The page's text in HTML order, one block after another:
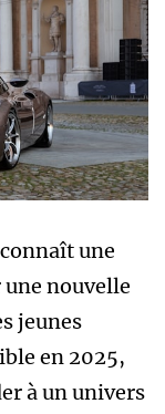
une
nouvelle
jeunes
en 2025,
à un univers